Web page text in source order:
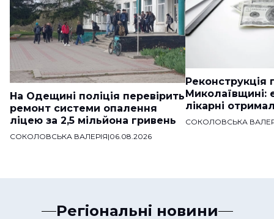
На Одещині поліція перевірить
ремонт системи опалення
ліцею за 2,5 мільйона гривень
СОКОЛОВСЬКА ВАЛЕРІЯ|06.08.2026
Реконструкція
Миколаївщині:
лікарні
СОКОЛОВСЬКА
Регіональні новини